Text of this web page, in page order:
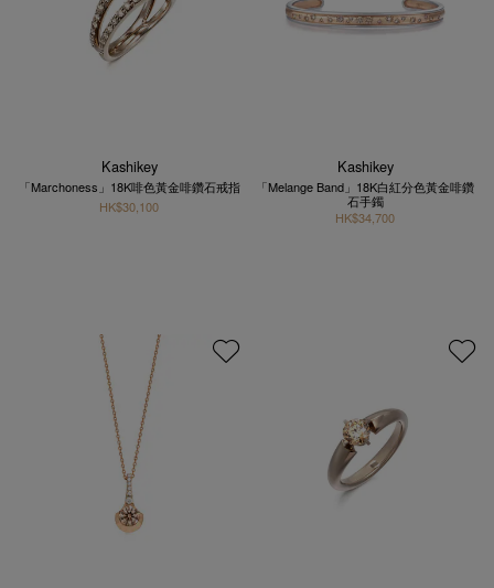
Kashikey
「Marchoness」18K啡色黃金啡鑽石戒指
HK$30,100
Kashikey
「Melange Band」18K白紅分色黃金啡鑽
石手鐲
HK$34,700